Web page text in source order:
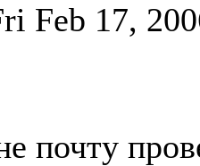
Feb 17,
почту